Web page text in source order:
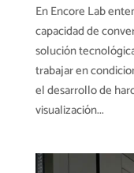
En Encore Lab
capacidad de
solución
trabajar en
el desarrollo de
visualización...